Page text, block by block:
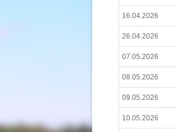
16.04.2026
26.04.2026
07.05.2026
08.05.2026
09.05.2026
10.05.2026